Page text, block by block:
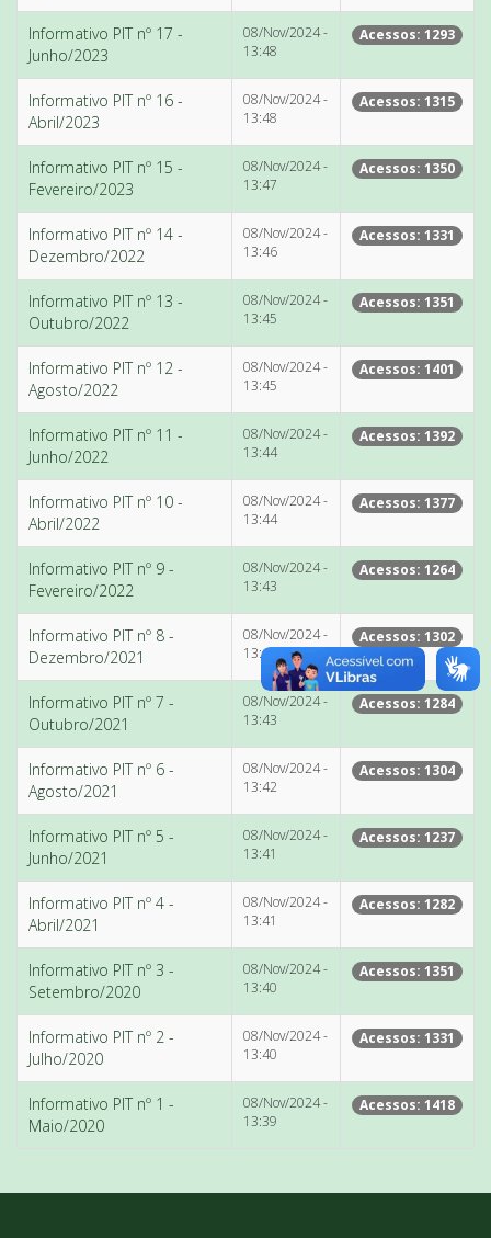
Informativo PIT nº 17 -
Junho/2023
08/Nov/2024 -
13:48
Acessos: 1293
Informativo PIT nº 16 -
Abril/2023
08/Nov/2024 -
13:48
Acessos: 1315
Informativo PIT nº 15 -
Fevereiro/2023
08/Nov/2024 -
13:47
Acessos: 1350
Informativo PIT nº 14 -
Dezembro/2022
08/Nov/2024 -
13:46
Acessos: 1331
Informativo PIT nº 13 -
Outubro/2022
08/Nov/2024 -
13:45
Acessos: 1351
Informativo PIT nº 12 -
Agosto/2022
08/Nov/2024 -
13:45
Acessos: 1401
Informativo PIT nº 11 -
Junho/2022
08/Nov/2024 -
13:44
Acessos: 1392
Informativo PIT nº 10 -
Abril/2022
08/Nov/2024 -
13:44
Acessos: 1377
Informativo PIT nº 9 -
Fevereiro/2022
08/Nov/2024 -
13:43
Acessos: 1264
Informativo PIT nº 8 -
Dezembro/2021
08/Nov/2024 -
13:43
Acessos: 1302
Informativo PIT nº 7 -
Outubro/2021
08/Nov/2024 -
13:43
Acessos: 1284
Informativo PIT nº 6 -
Agosto/2021
08/Nov/2024 -
13:42
Acessos: 1304
Informativo PIT nº 5 -
Junho/2021
08/Nov/2024 -
13:41
Acessos: 1237
Informativo PIT nº 4 -
Abril/2021
08/Nov/2024 -
13:41
Acessos: 1282
Informativo PIT nº 3 -
Setembro/2020
08/Nov/2024 -
13:40
Acessos: 1351
Informativo PIT nº 2 -
Julho/2020
08/Nov/2024 -
13:40
Acessos: 1331
Informativo PIT nº 1 -
Maio/2020
08/Nov/2024 -
13:39
Acessos: 1418